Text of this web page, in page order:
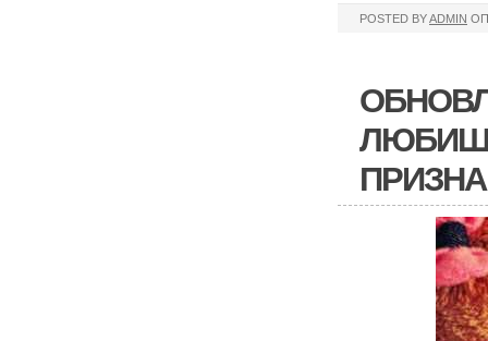
POSTED BYADMIN